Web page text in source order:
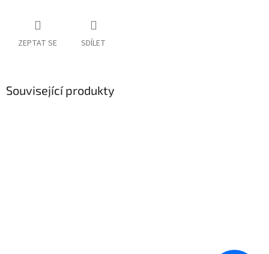
ZEPTAT SE SDÍLET
Související produkty